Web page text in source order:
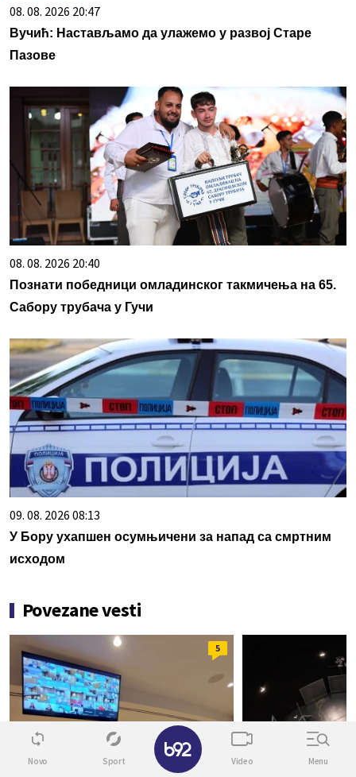
08. 08. 2026 20:47
Вучић: Настављамо да улажемо у развој Старе
Пазове
08. 08. 2026 20:40
Познати победници омладинског такмичења на 65.
Сабору трубача у Гучи
09. 08. 2026 08:13
У Бору ухапшен осумњичени за напад са смртним
исходом
Povezane vesti
5
"POMERITE KAMERU, SVE SE VIDI"
Novo Sport Video Menu
✕